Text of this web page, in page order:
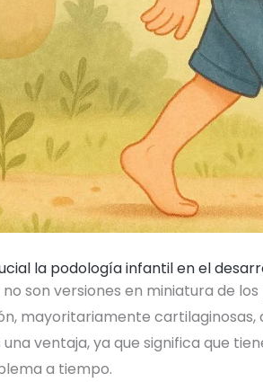
la podología infantil en el
no son versiones en miniatura de
mayoritariamente cartilaginosas,
ventaja, ya que significa que
a tiempo.